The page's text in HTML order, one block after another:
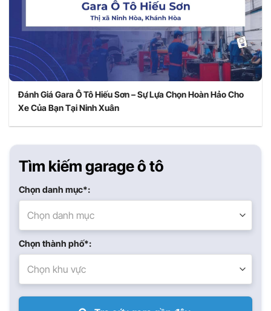
Đánh Giá Gara Ô Tô Hiếu Sơn – Sự Lựa Chọn Hoàn Hảo Cho
Xe Của Bạn Tại Ninh Xuân
Tìm kiếm garage ô tô
Chọn danh mục*:
Chọn danh mục
Chọn thành phố*:
Chọn khu vực